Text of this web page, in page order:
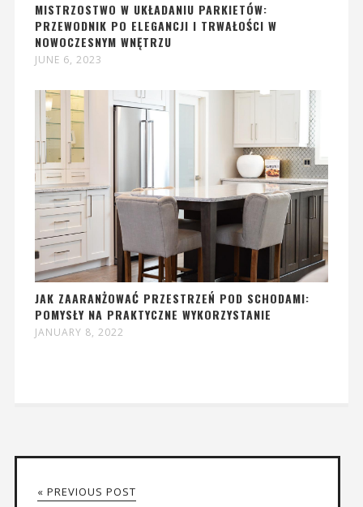
MISTRZOSTWO W UKŁADANIU PARKIETÓW:
PRZEWODNIK PO ELEGANCJI I TRWAŁOŚCI W
NOWOCZESNYM WNĘTRZU
JUNE 6, 2023
JAK ZAARANŻOWAĆ PRZESTRZEŃ POD SCHODAMI:
POMYSŁY NA PRAKTYCZNE WYKORZYSTANIE
JANUARY 8, 2022
« PREVIOUS POST